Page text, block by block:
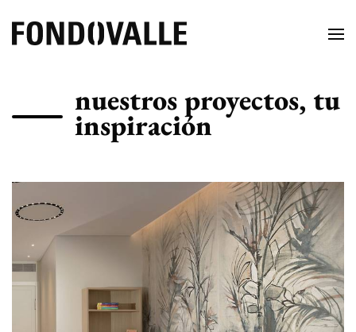
nuestros proyectos, tu
inspiración